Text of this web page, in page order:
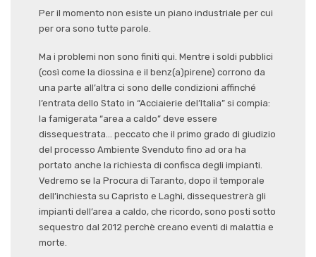
Per il momento non esiste un piano industriale per cui
per ora sono tutte parole.
Ma i problemi non sono finiti qui. Mentre i soldi pubblici
(così come la diossina e il benz(a)pirene) corrono da
una parte all’altra ci sono delle condizioni affinché
l’entrata dello Stato in “Acciaierie del’Italia” si compia:
la famigerata “area a caldo” deve essere
dissequestrata… peccato che il primo grado di giudizio
del processo Ambiente Svenduto fino ad ora ha
portato anche la richiesta di confisca degli impianti.
Vedremo se la Procura di Taranto, dopo il temporale
dell’inchiesta su Capristo e Laghi, dissequestrerà gli
impianti dell’area a caldo, che ricordo, sono posti sotto
sequestro dal 2012 perchè creano eventi di malattia e
morte.